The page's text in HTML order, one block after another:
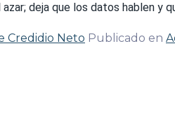
deja que los datos hablen y
Credidio Neto Publicado en